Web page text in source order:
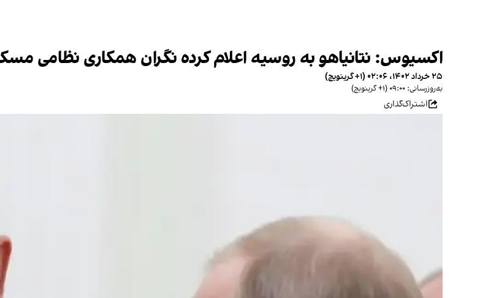
اکسیوس: نتانیاهو به روسیه اعلام کرده نگران همکاری نظامی
۲۵ خرداد ۱۴۰۲، ۰۲:۰۶ (‎+۱ گرینویچ)
به‌روزرسانی: ۰۹:۰۰ (‎+۱ گرینویچ)
اشتراک‌گذاری